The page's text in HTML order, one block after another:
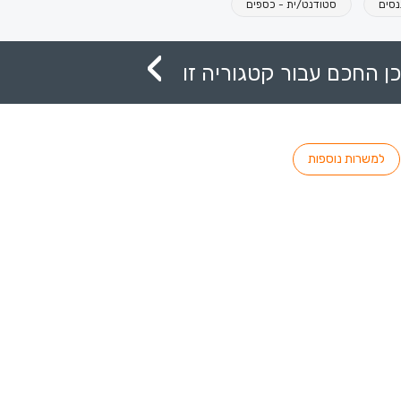
סטודנט/ית - כספים
החכם עבור קטגוריה זו
למשרות נוספות